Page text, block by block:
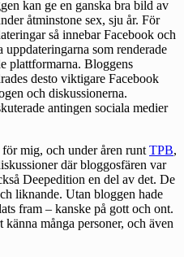
kan ge en ganska bra bild av
åtminstone sex, sju år. För
så innebar Facebook och
som renderade
plattformarna. Bloggens
desto viktigare Facebook
och diskussionerna.
antingen sociala medier
mig, och under åren runt TPB,
där bloggosfären var
Deepedition en del av det. De
liknande. Utan bloggen hade
fram – kanske på gott och ont.
många personer, och även